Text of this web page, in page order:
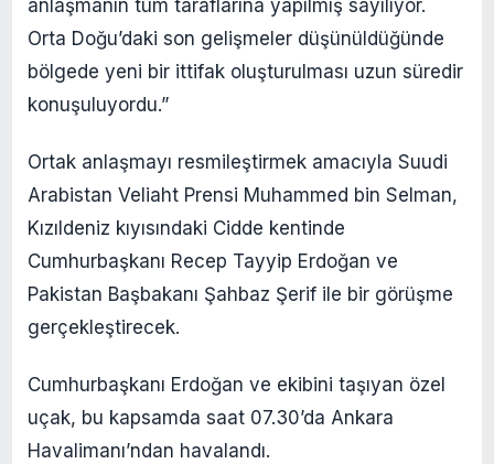
anlaşmanın tüm taraflarına yapılmış sayılıyor.
Orta Doğu’daki son gelişmeler düşünüldüğünde
bölgede yeni bir ittifak oluşturulması uzun süredir
konuşuluyordu.”
Ortak anlaşmayı resmileştirmek amacıyla Suudi
Arabistan Veliaht Prensi Muhammed bin Selman,
Kızıldeniz kıyısındaki Cidde kentinde
Cumhurbaşkanı Recep Tayyip Erdoğan ve
Pakistan Başbakanı Şahbaz Şerif ile bir görüşme
gerçekleştirecek.
Cumhurbaşkanı Erdoğan ve ekibini taşıyan özel
uçak, bu kapsamda saat 07.30’da Ankara
Havalimanı’ndan havalandı.